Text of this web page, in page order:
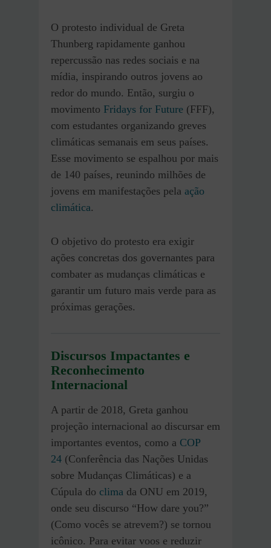
O protesto individual de Greta
Thunberg rapidamente ganhou
repercussão nas redes sociais e na
mídia, inspirando outros jovens ao
redor do mundo. Então, surgiu o
movimento Fridays for Future (FFF),
com estudantes organizando greves
climáticas semanais em seus países.
Esse movimento se espalhou por mais
de 140 países, reunindo milhões de
jovens em manifestações pela ação
climática.
O objetivo do protesto era exigir
ações concretas dos governantes para
combater as mudanças climáticas e
garantir um futuro mais verde para as
próximas gerações.
Discursos Impactantes e
Reconhecimento
Internacional
A partir de 2018, Greta ganhou
projeção internacional ao discursar em
importantes eventos, como a COP
24 (Conferência das Nações Unidas
sobre Mudanças Climáticas) e a
Cúpula do clima da ONU em 2019,
onde seu discurso “How dare you?”
(Como vocês se atrevem?) se tornou
icônico. Para evitar voos e reduzir